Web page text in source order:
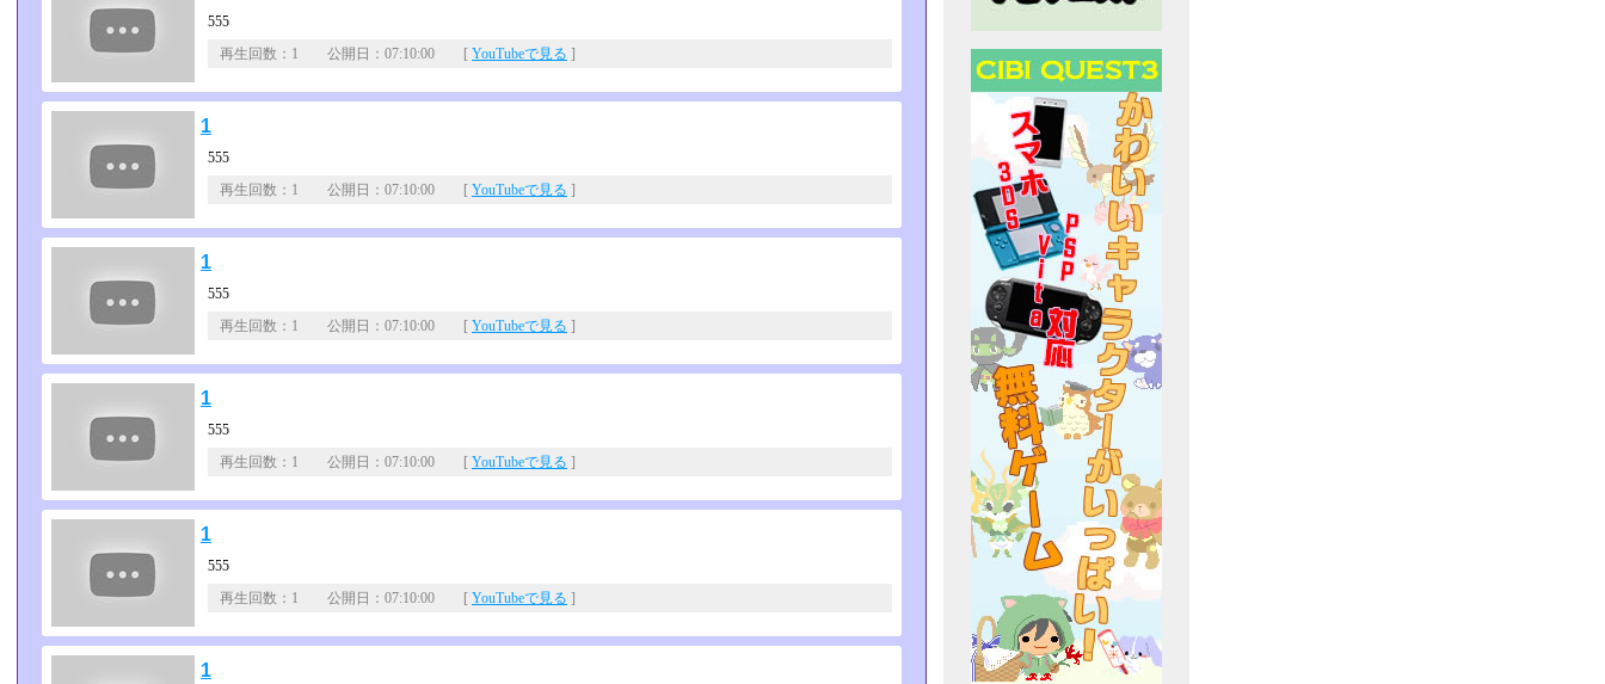
555
再生回数：1 公開日：07:10:00 [ YouTubeで見る ]
1
555
再生回数：1 公開日：07:10:00 [ YouTubeで見る ]
1
555
再生回数：1 公開日：07:10:00 [ YouTubeで見る ]
1
555
再生回数：1 公開日：07:10:00 [ YouTubeで見る ]
1
555
再生回数：1 公開日：07:10:00 [ YouTubeで見る ]
1